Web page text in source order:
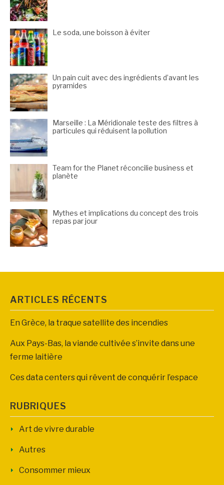
Le soda, une boisson à éviter
Un pain cuit avec des ingrédients d’avant les
pyramides
Marseille : La Méridionale teste des filtres à
particules qui réduisent la pollution
Team for the Planet réconcilie business et
planète
Mythes et implications du concept des trois
repas par jour
ARTICLES RÉCENTS
En Grèce, la traque satellite des incendies
Aux Pays-Bas, la viande cultivée s’invite dans une
ferme laitière
Ces data centers qui rêvent de conquérir l’espace
RUBRIQUES
Art de vivre durable
Autres
Consommer mieux